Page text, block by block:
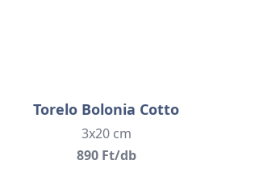
Torelo Bolonia Cotto
3x20 cm
890 Ft/db